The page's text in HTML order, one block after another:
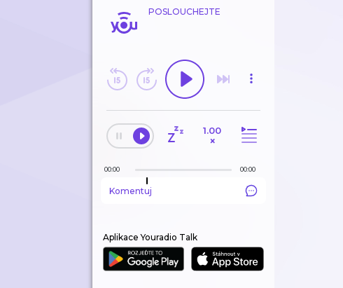
POSLOUCHEJTE
1.00
×
00:00 00:00
Komentuj
Aplikace Youradio Talk